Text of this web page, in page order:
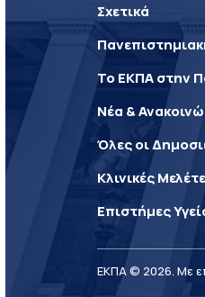
Σχετικά
Το ΕΚΠΑ στην
Νέα &
Όλες οι
Κλινικές
Επιστήμες
ΕΚΠΑ © 2026. Με